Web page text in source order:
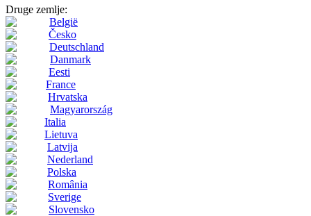
Druge zemlje:
België
Česko
Deutschland
Danmark
Eesti
France
Hrvatska
Magyarország
Italia
Lietuva
Latvija
Nederland
Polska
România
Sverige
Slovensko